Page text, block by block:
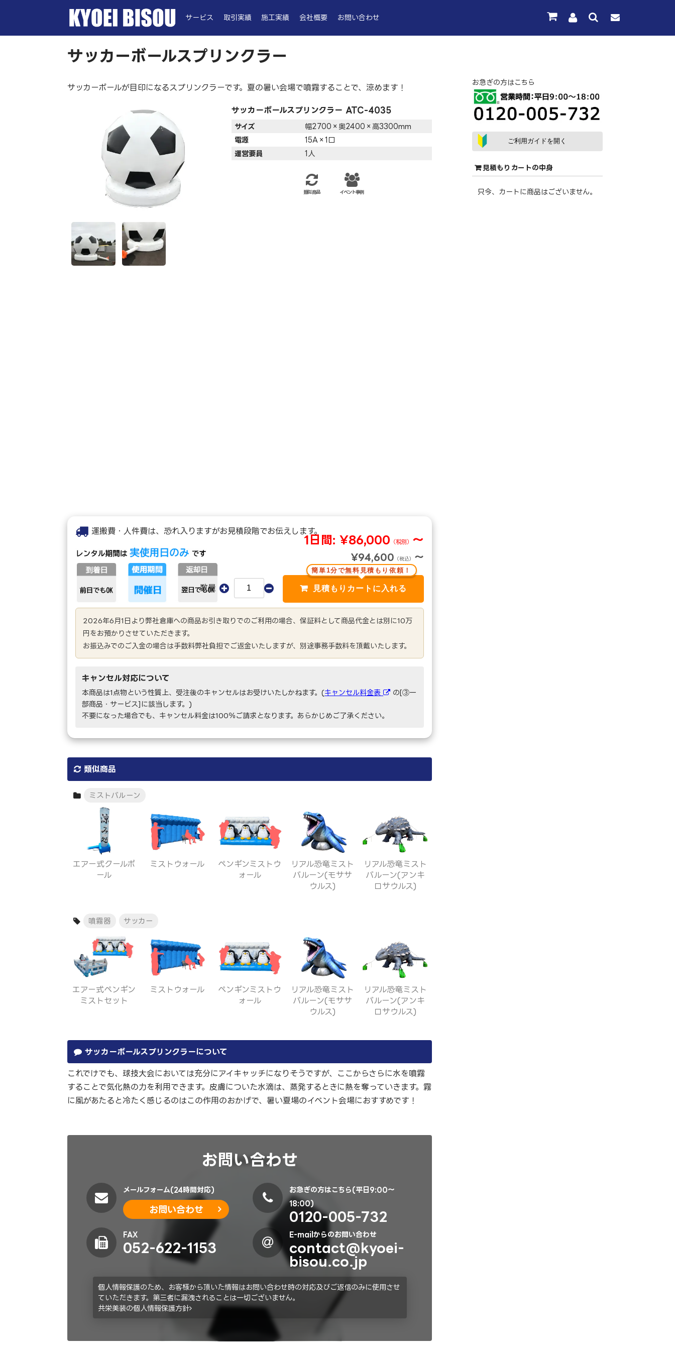
サービス 取引実績 施工実績 会社概要 お問い合わせ
サッカーボールスプリンクラー
サッカーボールが目印になるスプリンクラーです。夏の暑い会場で噴霧することで、涼めます！
サッカーボールスプリンクラー ATC-4035
サイズ
幅2700×奥2400×高3300mm
電源
15A×1口
運営要員
1人
類似商品 イベント事例
運搬費・人件費は、恐れ入りますがお見積段階でお伝えします。
1日間:¥86,000 （税別） ～
¥94,600 （税込） ～
数量
簡単1分で無料見積もり依頼！
2026年6月1日より弊社倉庫への商品お引き取りでのご利用の場合、保証料として商品代金とは別に10万
円をお預かりさせていただきます。
お振込みでのご入金の場合は手数料弊社負担でご返金いたしますが、別途事務手数料を頂戴いたします。
キャンセル対応について
本商品は1点物という性質上、受注後のキャンセルはお受けいたしかねます。(キャンセル料金表
の[③一
部商品・サービス]に該当します。)
不要になった場合でも、キャンセル料金は100％ご請求となります。あらかじめご了承ください。
類似商品
ミストバルーン
エアー式クールポ
ール
ミストウォール
ペンギンミストウ
ォール
リアル恐竜ミスト
バルーン(モササ
ウルス)
リアル恐竜ミスト
バルーン(アンキ
ロサウルス)
噴霧器 サッカー
エアー式ペンギン
ミストセット
ミストウォール
ペンギンミストウ
ォール
リアル恐竜ミスト
バルーン(モササ
ウルス)
リアル恐竜ミスト
バルーン(アンキ
ロサウルス)
サッカーボールスプリンクラーについて
これでけでも、球技大会においては充分にアイキャッチになりそうですが、ここからさらに水を噴霧
することで気化熱の力を利用できます。皮膚についた水滴は、蒸発するときに熱を奪っていきます。霧
に風があたると冷たく感じるのはこの作用のおかげで、暑い夏場のイベント会場におすすめです！
お問い合わせ
メールフォーム(24時間対応)
お問い合わせ
お急ぎの方はこちら(平日9:00～
18:00)
0120-005-732
FAX
052-622-1153
E-mailからのお問い合わせ
contact@kyoei-
bisou.co.jp
個人情報保護のため、お客様から頂いた情報はお問い合わせ時の対応及びご返信のみに使用させ
ていただきます。第三者に漏洩されることは一切ございません。
共栄美装の個人情報保護方針
お急ぎの方はこちら
ご利用ガイドを開く
見積もりカートの中身
只今、カートに商品はございません。